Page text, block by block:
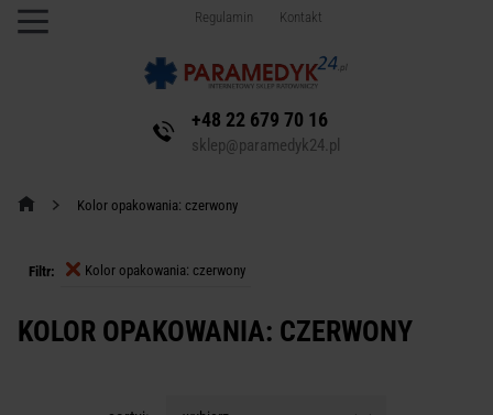
Regulamin Kontakt
+48 22 679 70 16
sklep@paramedyk24.pl
Kolor opakowania: czerwony
Filtr: Kolor opakowania: czerwony
KOLOR OPAKOWANIA: CZERWONY